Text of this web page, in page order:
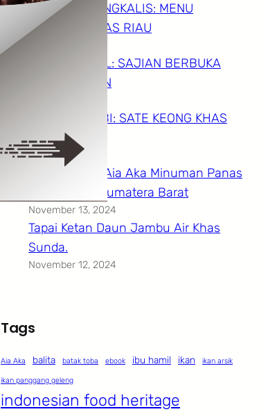
LONTONG BENGKALIS: MENU
SARAPAN KHAS RIAU
KETAN BINTUL: SAJIAN BERBUKA
KHAS BANTEN
SATE KOLOMBI: SATE KEONG KHAS
MANADO
April 20, 2025
Aia Aka atau Aia Aka Minuman Panas
Dalam Khas Sumatera Barat
November 13, 2024
Tapai Ketan Daun Jambu Air Khas
Sunda.
November 12, 2024
Tags
Aia Aka balita batak toba ebook ibu hamil ikan ikan arsik
ikan panggang geleng
indonesian food heritage